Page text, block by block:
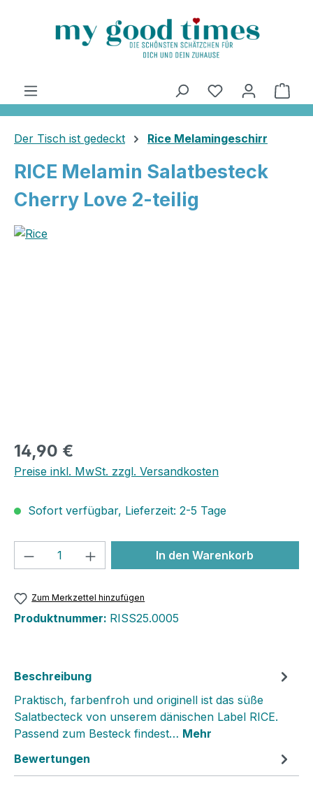
Der Tisch ist gedeckt Rice Melamingeschirr
RICE Melamin Salatbesteck
Cherry Love 2-teilig
14,90 €
Preise inkl. MwSt. zzgl. Versandkosten
Sofort verfügbar, Lieferzeit: 2-5 Tage
Produkt Anzahl: Gib denIn den Warenkorb
Zum Merkzettel hinzufügen
Produktnummer: RISS25.0005
Beschreibung
Praktisch, farbenfroh und originell ist das süße
Salatbecteck von unserem dänischen Label RICE.
Passend zum Besteck findest… Mehr
Bewertungen